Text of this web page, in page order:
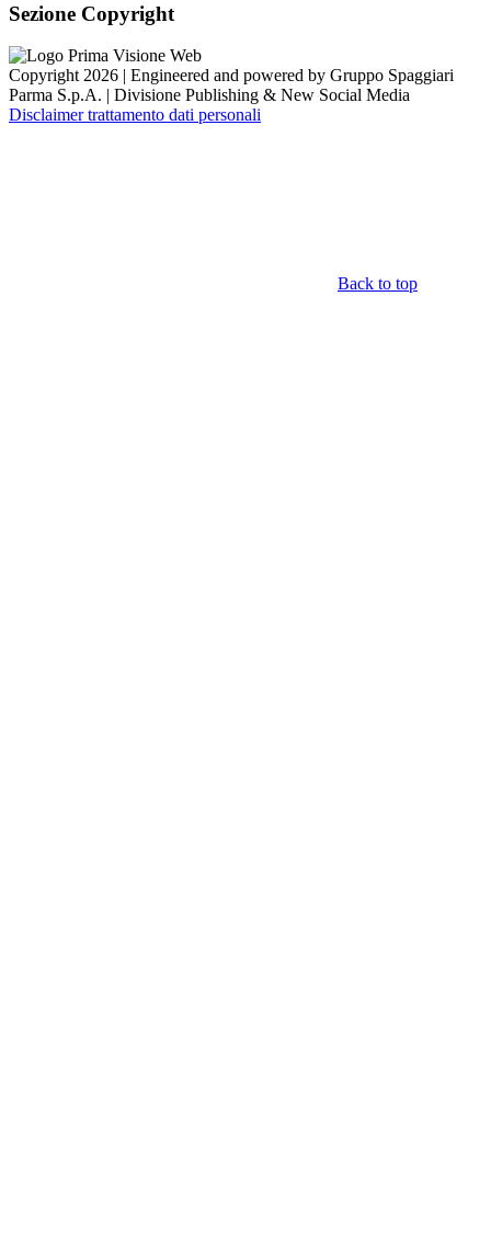
Sezione Copyright
Copyright 2026 | Engineered and powered by Gruppo Spaggiari
Parma S.p.A. | Divisione Publishing & New Social Media
Disclaimer trattamento dati personali
Back to top